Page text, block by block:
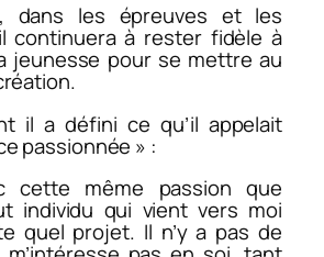
dans les épreuves et les
continuera à rester fidèle à
pour se mettre au
il a défini ce qu’il appelait
passionnée » :
cette même passion que
individu qui vient vers moi
quel projet. Il n’y a pas de